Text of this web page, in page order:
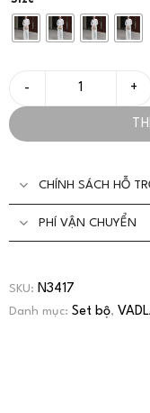
Set Công Sở Áo Sơ Mi
CHÍNH SÁCH HỖ
PHÍ VẬN CHUYỂN
SKU: N3417
Danh mục: Set bộ,